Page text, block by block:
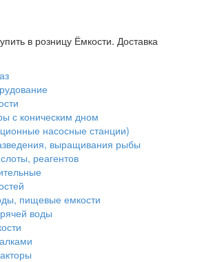
в розницу Ёмкости. Доставка
с коническим дном
насосные станции)
выращивания рыбы
реагентов
пищевые емкости
воды